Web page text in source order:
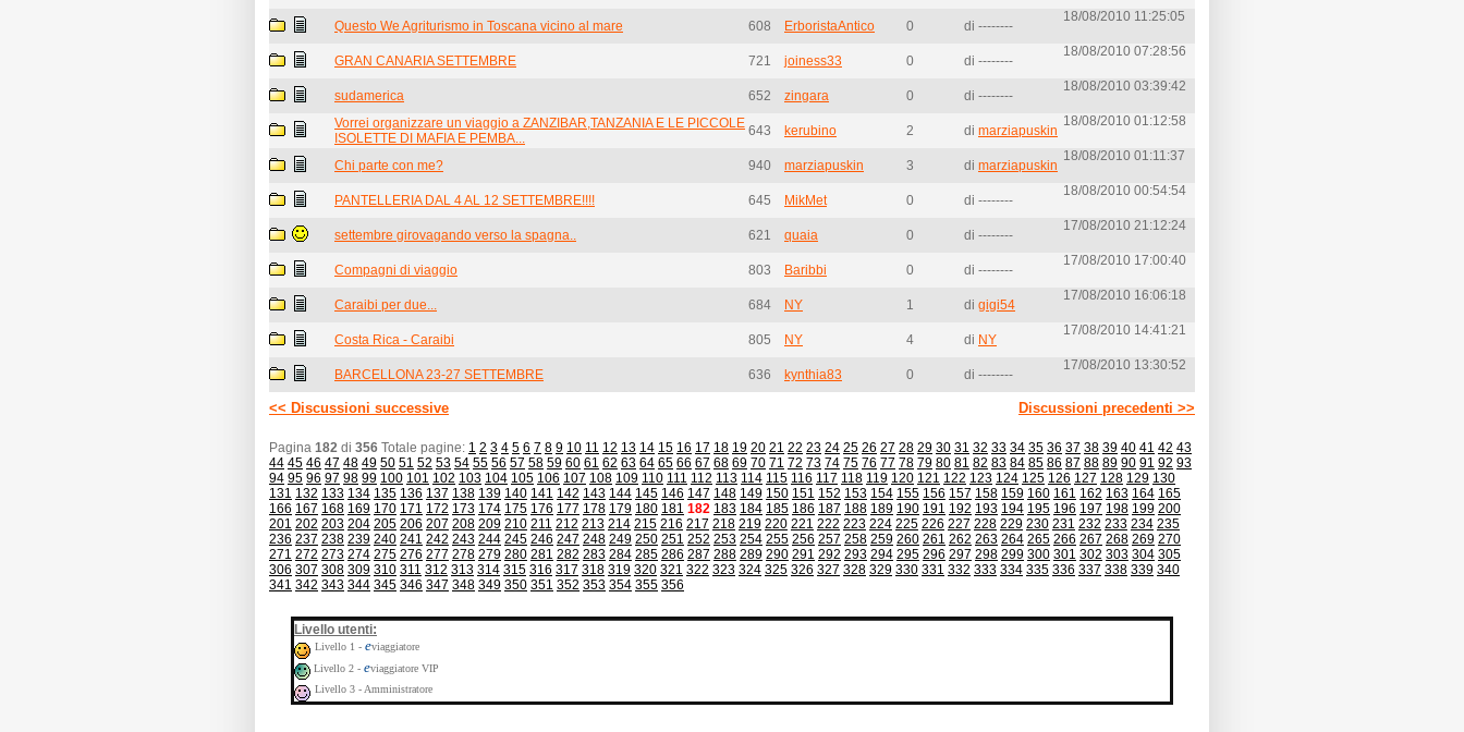
Questo We Agriturismo in Toscana vicino al mare 608 ErboristaAntico 0 di --------
18/08/2010 11:25:05
GRAN CANARIA SETTEMBRE 721 joiness33 0 di --------
18/08/2010 07:28:56
sudamerica 652 zingara 0 di --------
18/08/2010 03:39:42
Vorrei organizzare un viaggio a ZANZIBAR,TANZANIA E LE PICCOLE
ISOLETTE DI MAFIA E PEMBA...
643 kerubino 2 di marziapuskin
18/08/2010 01:12:58
Chi parte con me? 940 marziapuskin 3 di marziapuskin
18/08/2010 01:11:37
PANTELLERIA DAL 4 AL 12 SETTEMBRE!!!! 645 MikMet 0 di --------
18/08/2010 00:54:54
settembre girovagando verso la spagna.. 621 quaia 0 di --------
17/08/2010 21:12:24
Compagni di viaggio 803 Baribbi 0 di --------
17/08/2010 17:00:40
Caraibi per due... 684 NY 1 di gigi54
17/08/2010 16:06:18
Costa Rica - Caraibi 805 NY 4 di NY
17/08/2010 14:41:21
BARCELLONA 23-27 SETTEMBRE 636 kynthia83 0 di --------
17/08/2010 13:30:52
<< Discussioni successive Discussioni precedenti >>
Pagina 182 di 356 Totale pagine: 1 2 3 4 5 6 7 8 9 10 11 12 13 14 15 16 17 18 19 20 21 22 23 24 25 26 27 28 29 30 31 32 33 34 35 36 37 38 39 40 41 42 43
44 45 46 47 48 49 50 51 52 53 54 55 56 57 58 59 60 61 62 63 64 65 66 67 68 69 70 71 72 73 74 75 76 77 78 79 80 81 82 83 84 85 86 87 88 89 90 91 92 93
94 95 96 97 98 99 100 101 102 103 104 105 106 107 108 109 110 111 112 113 114 115 116 117 118 119 120 121 122 123 124 125 126 127 128 129 130
131 132 133 134 135 136 137 138 139 140 141 142 143 144 145 146 147 148 149 150 151 152 153 154 155 156 157 158 159 160 161 162 163 164 165
166 167 168 169 170 171 172 173 174 175 176 177 178 179 180 181 182 183 184 185 186 187 188 189 190 191 192 193 194 195 196 197 198 199 200
201 202 203 204 205 206 207 208 209 210 211 212 213 214 215 216 217 218 219 220 221 222 223 224 225 226 227 228 229 230 231 232 233 234 235
236 237 238 239 240 241 242 243 244 245 246 247 248 249 250 251 252 253 254 255 256 257 258 259 260 261 262 263 264 265 266 267 268 269 270
271 272 273 274 275 276 277 278 279 280 281 282 283 284 285 286 287 288 289 290 291 292 293 294 295 296 297 298 299 300 301 302 303 304 305
306 307 308 309 310 311 312 313 314 315 316 317 318 319 320 321 322 323 324 325 326 327 328 329 330 331 332 333 334 335 336 337 338 339 340
341 342 343 344 345 346 347 348 349 350 351 352 353 354 355 356
Livello utenti:
Livello 1 - eviaggiatore
Livello 2 - eviaggiatore VIP
Livello 3 - Amministratore